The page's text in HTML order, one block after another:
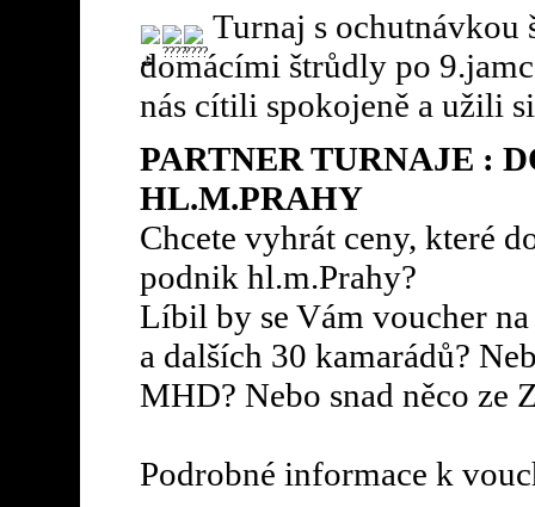
Turnaj s ochutnávkou
domácími štrůdly po
nás cítili spokojeně a užili
PARTNER TURNAJE :
HL.M.PRAHY
Chcete vyhrát ceny, které
podnik hl.m.Prahy?
Líbil by se Vám voucher
a dalších 30 kamarádů?
MHD? Nebo snad něco
Podrobné informace k